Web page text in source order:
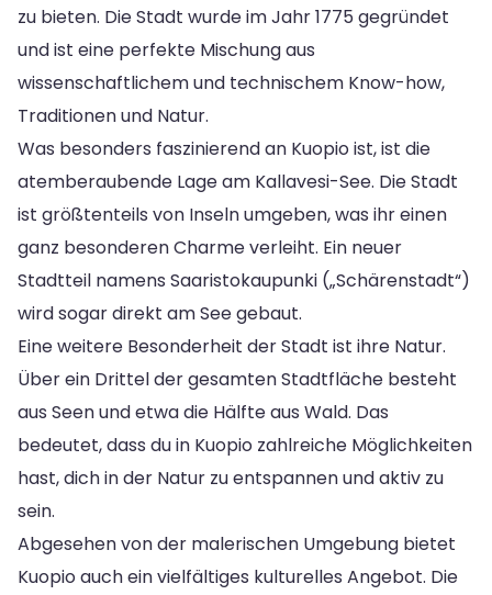
zu bieten. Die Stadt wurde im Jahr 1775 gegründet
und ist eine perfekte Mischung aus
wissenschaftlichem und technischem Know-how,
Traditionen und Natur.
Was besonders faszinierend an Kuopio ist, ist die
atemberaubende Lage am Kallavesi-See. Die Stadt
ist größtenteils von Inseln umgeben, was ihr einen
ganz besonderen Charme verleiht. Ein neuer
Stadtteil namens Saaristokaupunki („Schärenstadt“)
wird sogar direkt am See gebaut.
Eine weitere Besonderheit der Stadt ist ihre Natur.
Über ein Drittel der gesamten Stadtfläche besteht
aus Seen und etwa die Hälfte aus Wald. Das
bedeutet, dass du in Kuopio zahlreiche Möglichkeiten
hast, dich in der Natur zu entspannen und aktiv zu
sein.
Abgesehen von der malerischen Umgebung bietet
Kuopio auch ein vielfältiges kulturelles Angebot. Die